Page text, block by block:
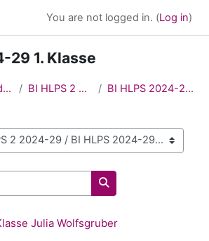
You are not logged in. (Log in)
29 1. Klasse
Bad Ischl BI HLPS 2 2024-29 BI HLPS 2024-29 1. Klasse
Search courses
Julia Wolfsgruber